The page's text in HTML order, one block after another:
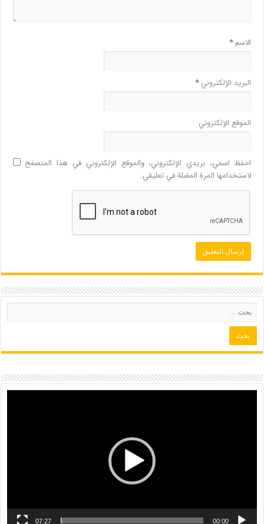
الاسم*
البريد الإلكتروني*
الموقع الإلكتروني
احفظ اسمي، بريدي الإلكتروني، والموقع الإلكتروني في هذا المتصفح
لاستخدامها المرة المقبلة في تعليقي.
00:00
07:27